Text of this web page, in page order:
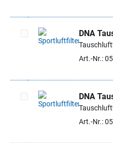
Artikel auswählen
DNA
Art.-Nr.:
Artikel auswählen
DNA
Art.-Nr.: